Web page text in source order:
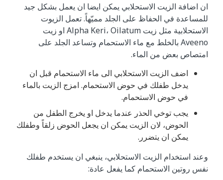
ان اضافة الزيت الاستحلابي يمكن ايضا ان يعمل بشكل جيد
للمساعدة في الحفاظ على الجلد مميّهاً. تعمل الزيوت
الاستحلابية مثل زيت Alpha Keri، Oilatum او زيت
Aveeno بالخلط مع ماء الاستحمام وتساعد الجلد على
امتصاص بعض من الماء.
اضف الزيت الاستحلابي الى ماء الاستحمام قبل ان
يدخل طفلك في حوض الاستحمام. امزج الزيت بالماء
في حوض الاستحمام.
يجب توخي الحذر عندما يدخل او يخرج الطفل من
الحوض، لان الزيت يمكن ان يجعل الحوض زلقاً وطفلك
يمكن ان يتضرر.
وعند استخدام الزيت الاستحلابي، ينبغي ان يستخدم طفلك
نفس روتين الاستحمام كما يفعل عادة: